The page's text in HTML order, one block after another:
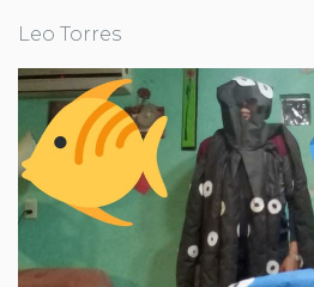
Leo Torres